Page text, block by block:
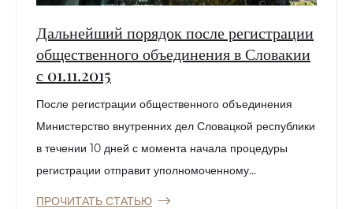
Дальнейший порядок после регистрации
общественного объединения в Словакии
с 01.11.2015
После регистрации общественного объединения
Министерство внутренних дел Словацкой республики
в течении 10 дней с момента начала процедуры
регистрации отправит уполномоченному...
ПРОЧИТАТЬ СТАТЬЮ